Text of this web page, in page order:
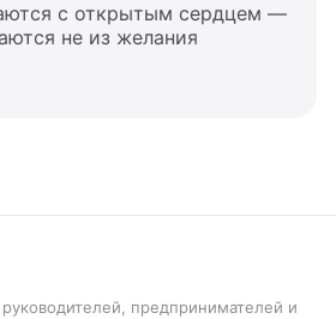
с открытым сердцем —
не из желания
предпринимателей и